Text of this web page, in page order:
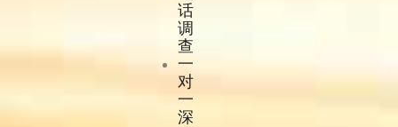
话
调
查
一
对
一
深